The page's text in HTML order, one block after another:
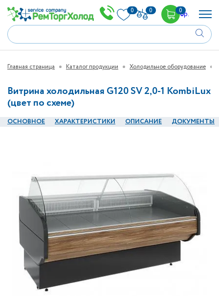
0 0 00р.
Главная страница Каталог продукции Холодильное оборудование
Витрина холодильная G120 SV 2,0-1 KombiLux
(цвет по схеме)
ОСНОВНОЕ ХАРАКТЕРИСТИКИ ОПИСАНИЕ ДОКУМЕНТЫ